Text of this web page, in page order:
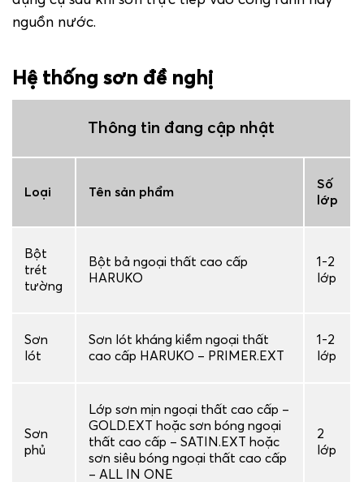
nguồn nước.
Hệ thống sơn đề nghị
Thông tin đang cập nhật
Loại Tên sản phẩm
Số
lớp
Bột
trét
tường
Bột bả ngoại thất cao cấp
HARUKO
1-2
lớp
Sơn
lót
Sơn lót kháng kiềm ngoại thất
cao cấp HARUKO – PRIMER.EXT
1-2
lớp
Sơn
phủ
Lớp sơn mịn ngoại thất cao cấp –
GOLD.EXT hoặc sơn bóng ngoại
thất cao cấp – SATIN.EXT hoặc
sơn siêu bóng ngoại thất cao cấp
– ALL IN ONE
2
lớp